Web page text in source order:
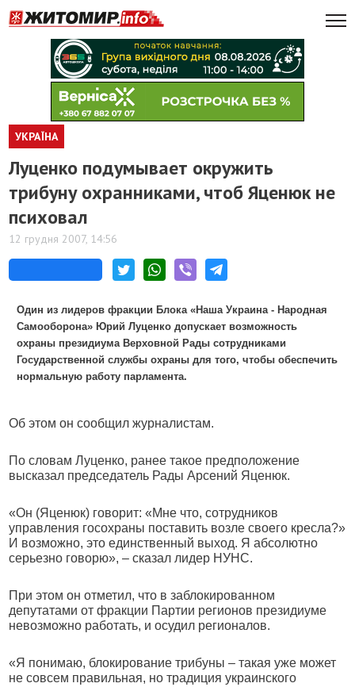
УКРАЇНА
Луценко подумывает окружить
трибуну охранниками, чтоб Яценюк не
психовал
12 грудня 2007, 14:56
Один из лидеров фракции Блока «Наша Украина - Народная
Самооборона» Юрий Луценко допускает возможность
охраны президиума Верховной Рады сотрудниками
Государственной службы охраны для того, чтобы обеспечить
нормальную работу парламента.
Об этом он сообщил журналистам.
По словам Луценко, ранее такое предположение
высказал председатель Рады Арсений Яценюк.
«Он (Яценюк) говорит: «Мне что, сотрудников
управления госохраны поставить возле своего кресла?»
И возможно, это единственный выход. Я абсолютно
серьезно говорю», – сказал лидер НУНС.
При этом он отметил, что в заблокированном
депутатами от фракции Партии регионов президиуме
невозможно работать, и осудил регионалов.
«Я понимаю, блокирование трибуны – такая уже может
не совсем правильная, но традиция украинского